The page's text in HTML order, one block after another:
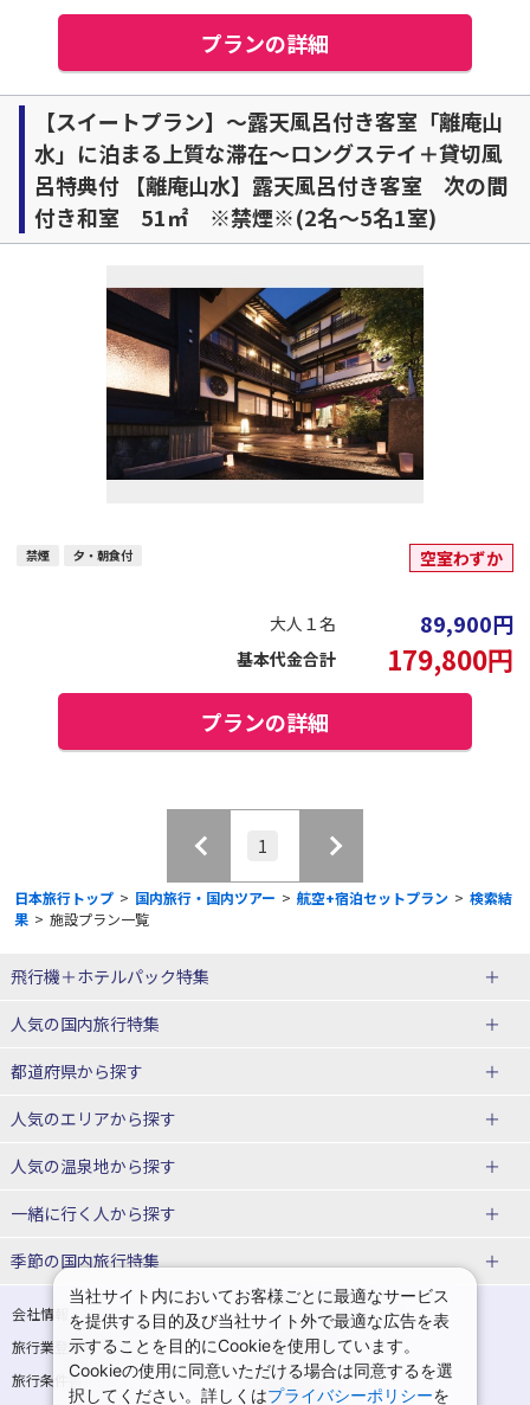
プランの詳細
【スイートプラン】～露天風呂付き客室「離庵山
水」に泊まる上質な滞在～ロングステイ＋貸切風
呂特典付 【離庵山水】露天風呂付き客室 次の間
付き和室 51㎡ ※禁煙※(2名～5名1室)
禁煙 夕・朝食付 空室わずか
大人１名 89,900円
基本代金合計 179,800円
プランの詳細
1
日本旅行トップ > 国内旅行・国内ツアー > 航空+宿泊セットプラン > 検索結
果 > 施設プラン一覧
飛行機＋ホテルパック特集
赤い風船ダイナミックパッケージ
ＪＡＬで行く飛行機+ホテルパック
人気の国内旅行特集
東京ディズニーリゾート®への旅
ユニバーサル・スタジオ・ジャパ
都道府県から探す
北海道旅行・ツアー
東北
青森旅行・ツアー
宮城旅行・ツアー
秋田旅行・ツアー
山形旅行・ツアー
福島旅行・ツアー
関東
人気のエリアから探す
函館旅行
仙台旅行
那須旅行 日光旅行
人気の温泉地から探す
北海道
湯の川温泉(北海道)
十勝川温泉(北海道)
阿寒湖温泉(北海道)
洞爺湖温泉(北海道)
川湯温泉(北海道)
層雲峡温泉(北海道)
知床温泉(北海道)
一緒に行く人から探す
一人旅 国内版
カップル・夫婦旅行 国内版
女子旅 国内版
卒業旅行・学生旅行 国内版
季節の国内旅行特集
桜・お花見特集
ゴールデンウィーク（GW）の国内
旅行
夏休み・お盆の国内旅行
7月の国内旅行
会社情報
プライバシーポリシー
旅行業登録票・約款
規約集
旅行条件書
商標について
当社サイト内においてお客様ごとに最適なサービス
を提供する目的及び当社サイト外で最適な広告を表
示することを目的にCookieを使用しています。
Cookieの使用に同意いただける場合は同意するを選
択してください。詳しくはプライバシーポリシーを